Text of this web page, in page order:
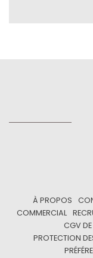
À PROPOS
COMMERCIAL
CGV
PROTECTION